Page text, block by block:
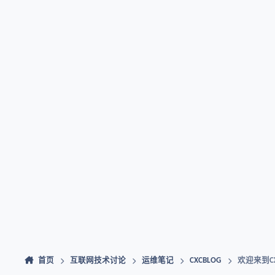
首页 互联网技术讨论 运维笔记 CXCBLOG 欢迎来到